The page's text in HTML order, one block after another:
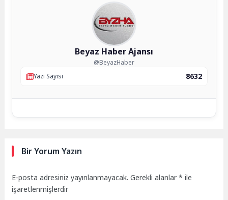
Beyaz Haber Ajansı
@BeyazHaber
Yazı Sayısı
8632
Bir Yorum Yazın
E-posta adresiniz yayınlanmayacak. Gerekli alanlar* ile
işaretlenmişlerdir